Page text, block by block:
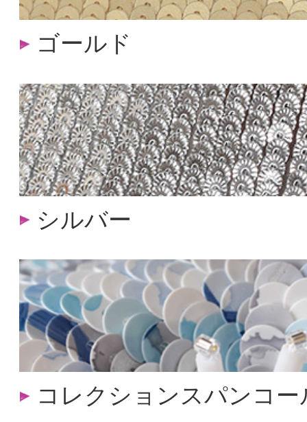
ゴールド
シルバー
コレクションスパンコー